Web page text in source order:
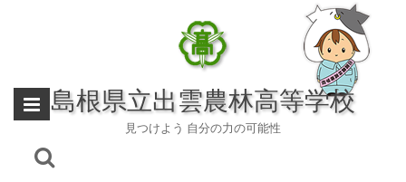
島根県立出雲農林高等学校
見つけよう 自分の力の可能性